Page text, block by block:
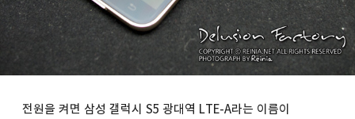
전원을 켜면 삼성 갤럭시 S5 광대역 LTE-A라는 이름이